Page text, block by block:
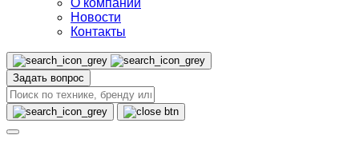
О компании
Новости
Контакты
Задать вопрос